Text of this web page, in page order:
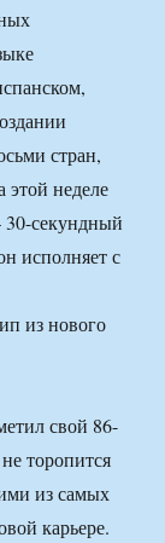
стран,
этой неделе
секундный
исполняет с
свой 86-
торопится
из самых
карьере.